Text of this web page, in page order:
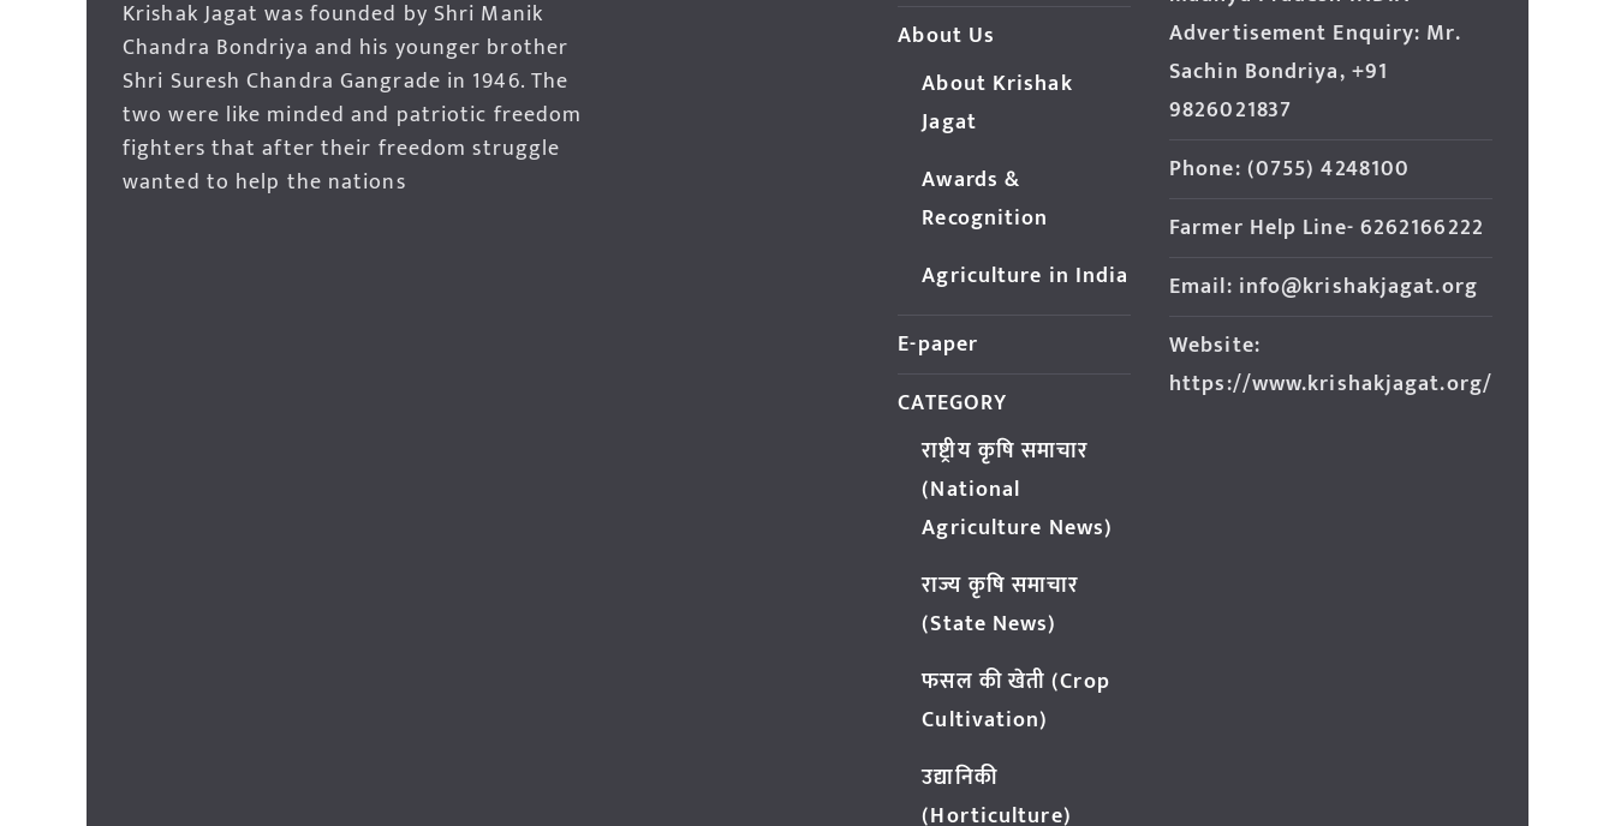
Krishak Jagat was founded by Shri Manik
Chandra Bondriya and his younger brother
Shri Suresh Chandra Gangrade in 1946. The
two were like minded and patriotic freedom
fighters that after their freedom struggle
wanted to help the nations
About Us
About Krishak
Jagat
Awards &
Recognition
Agriculture in India
E-paper
CATEGORY
राष्ट्रीय कृषि समाचार
(National
Agriculture News)
राज्य कृषि समाचार
(State News)
फसल की खेती (Crop
Cultivation)
उद्यानिकी
(Horticulture)
Advertisement Enquiry: Mr.
Sachin Bondriya, +91
9826021837
Phone: (0755) 4248100
Farmer Help Line- 6262166222
Email: info@krishakjagat.org
Website:
https://www.krishakjagat.org/